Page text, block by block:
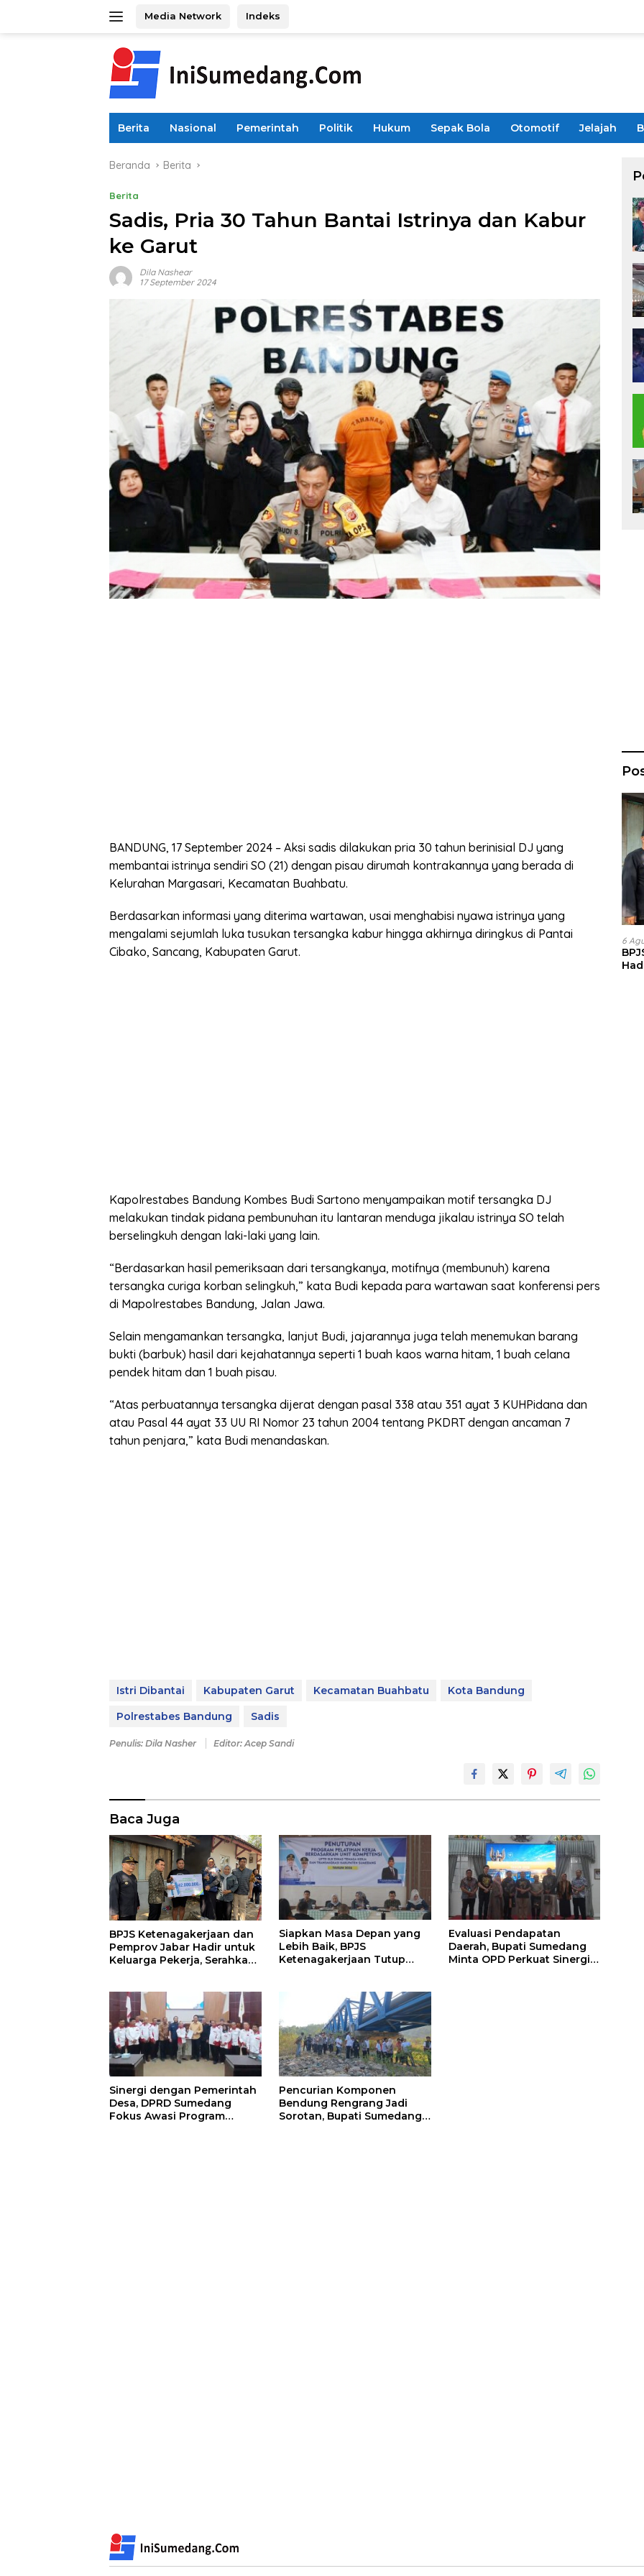
Media Network Indeks
Berita Nasional Pemerintah Politik Hukum Sepak Bola Otomotif Jelajah
Beranda Berita
Berita
Sadis, Pria 30 Tahun Bantai Istrinya dan Kabur
ke Garut
Dila Nashear
17 September 2024
BANDUNG, 17 September 2024 – Aksi sadis dilakukan pria 30 tahun berinisial DJ yang
membantai istrinya sendiri SO (21) dengan pisau dirumah kontrakannya yang berada di
Kelurahan Margasari, Kecamatan Buahbatu.
Berdasarkan informasi yang diterima wartawan, usai menghabisi nyawa istrinya yang
mengalami sejumlah luka tusukan tersangka kabur hingga akhirnya diringkus di Pantai
Cibako, Sancang, Kabupaten Garut.
Kapolrestabes Bandung Kombes Budi Sartono menyampaikan motif tersangka DJ
melakukan tindak pidana pembunuhan itu lantaran menduga jikalau istrinya SO telah
berselingkuh dengan laki-laki yang lain.
“Berdasarkan hasil pemeriksaan dari tersangkanya, motifnya (membunuh) karena
tersangka curiga korban selingkuh,” kata Budi kepada para wartawan saat konferensi pers
di Mapolrestabes Bandung, Jalan Jawa.
Selain mengamankan tersangka, lanjut Budi, jajarannya juga telah menemukan barang
bukti (barbuk) hasil dari kejahatannya seperti 1 buah kaos warna hitam, 1 buah celana
pendek hitam dan 1 buah pisau.
“Atas perbuatannya tersangka dijerat dengan pasal 338 atau 351 ayat 3 KUHPidana dan
atau Pasal 44 ayat 33 UU RI Nomor 23 tahun 2004 tentang PKDRT dengan ancaman 7
tahun penjara,” kata Budi menandaskan.
Istri Dibantai Kabupaten Garut Kecamatan Buahbatu
Kota Bandung
Polrestabes Bandung
Sadis
Penulis: Dila Nasher Editor: Acep Sandi
Baca Juga
BPJS Ketenagakerjaan dan
Pemprov Jabar Hadir untuk
Keluarga Pekerja, Serahkan
Siapkan Masa Depan yang
Lebih Baik, BPJS
Ketenagakerjaan Tutup
Evaluasi Pendapatan
Daerah, Bupati Sumedang
Minta OPD Perkuat Sinergi
Sinergi dengan Pemerintah
Desa, DPRD Sumedang
Fokus Awasi Program
Pencurian Komponen
Bendung Rengrang Jadi
Sorotan, Bupati Sumedang
6